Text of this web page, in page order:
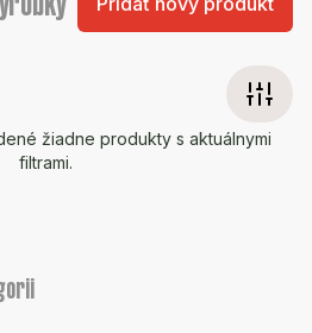
žiadne produkty s aktuálnymi
filtrami.